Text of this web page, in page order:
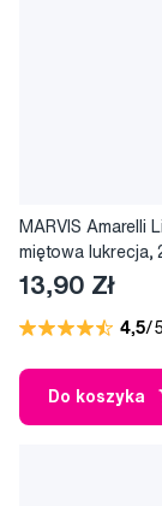
MARVIS Amarelli
miętowa lukrecja,
13,90 Zł
4,5/5
Do koszyka